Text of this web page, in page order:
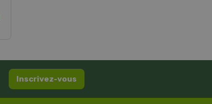
Inscrivez-vous